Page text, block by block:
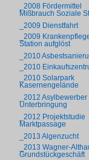
_2008 Fördermittel
Mißbrauch Soziale
_2009 Dienstfahrt
_2009
Station aufglöst
_2010
_2010
_2010 Solarpark
Kasernengelände
_2012 Asylbewerber
Unterbringung
_2012 Projektstudie
Marktpassage
_2013 Algenzucht
_2013 Wagner-
Grundstückgeschäft